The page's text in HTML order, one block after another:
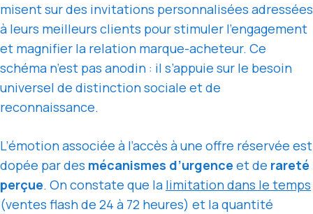
misent sur des invitations personnalisées adressées
à leurs meilleurs clients pour stimuler l’engagement
et magnifier la relation marque-acheteur. Ce
schéma n’est pas anodin : il s’appuie sur le besoin
universel de distinction sociale et de
reconnaissance.
L’émotion associée à l’accès à une offre réservée est
dopée par des mécanismes d’urgence et de rareté
perçue. On constate que la limitation dans le temps
(ventes flash de 24 à 72 heures) et la quantité